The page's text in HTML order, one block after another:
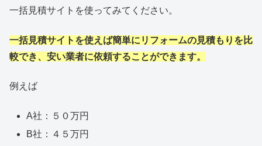
一括見積サイトを使ってみてください。
一括見積サイトを使えば簡単にリフォームの見積もりを比
較でき、安い業者に依頼することができます。
例えば
A社：５０万円
B社：４５万円